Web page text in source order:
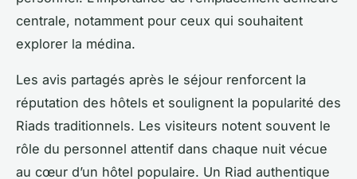
centrale, notamment pour ceux qui souhaitent
explorer la médina.
Les avis partagés après le séjour renforcent la
réputation des hôtels et soulignent la popularité des
Riads traditionnels. Les visiteurs notent souvent le
rôle du personnel attentif dans chaque nuit vécue
au cœur d’un hôtel populaire. Un Riad authentique